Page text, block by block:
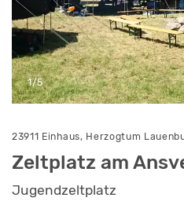
1/5
23911 Einhaus, Herzogtum
Zeltplatz am
Jugendzeltplatz